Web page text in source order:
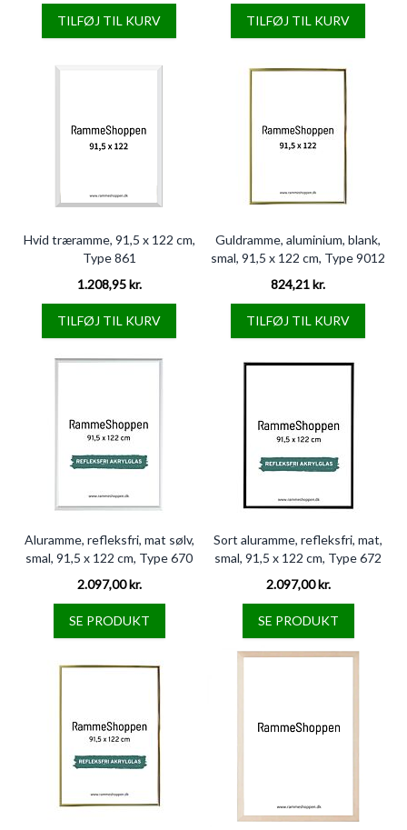
TILFØJ TIL KURV TILFØJ TIL KURV
Hvid træramme, 91,5 x 122 cm,
Type 861
1.208,95 kr.
TILFØJ TIL KURV
Guldramme, aluminium, blank,
smal, 91,5 x 122 cm, Type 9012
824,21 kr.
TILFØJ TIL KURV
Aluramme, refleksfri, mat sølv,
smal, 91,5 x 122 cm, Type 670
2.097,00 kr.
SE PRODUKT
Sort aluramme, refleksfri, mat,
smal, 91,5 x 122 cm, Type 672
2.097,00 kr.
SE PRODUKT